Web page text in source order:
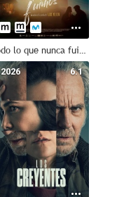
Todo lo que nunca fuimos
6.1
2026